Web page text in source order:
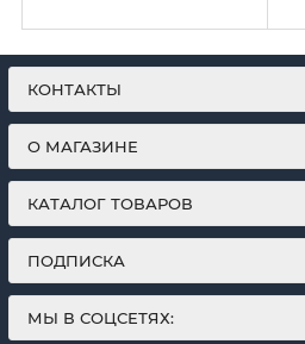
КОНТАКТЫ
О МАГАЗИНЕ
КАТАЛОГ ТОВАРОВ
ПОДПИСКА
МЫ В СОЦСЕТЯХ: